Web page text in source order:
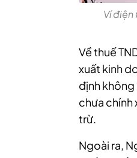
Ví điện
Về thuế
xuất kinh
định không
chưa chính
trừ.
Ngoài ra,